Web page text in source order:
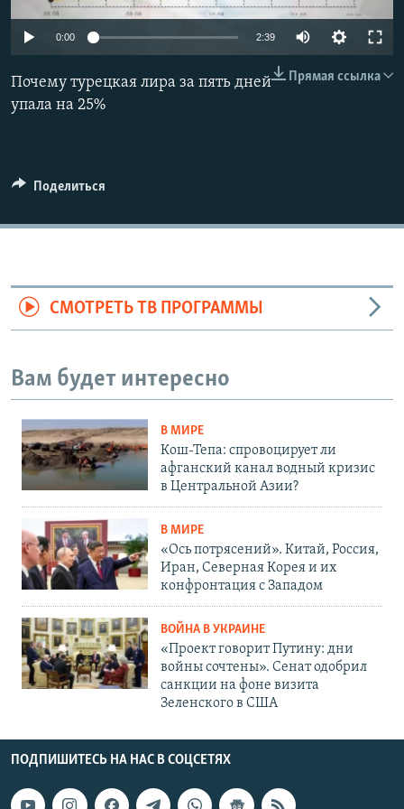
0:00 2:39
Прямая ссылка
Почему турецкая лира за пять дней
упала на 25%
Поделиться
СМОТРЕТЬ ТВ ПРОГРАММЫ
Вам будет интересно
В МИРЕ
Кош-Тепа: спровоцирует ли
афганский канал водный кризис
в Центральной Азии?
В МИРЕ
«Ось потрясений». Китай, Россия,
Иран, Северная Корея и их
конфронтация с Западом
ВОЙНА В УКРАИНЕ
«Проект говорит Путину: дни
войны сочтены». Сенат одобрил
санкции на фоне визита
Зеленского в США
ПОДПИШИТЕСЬ НА НАС В СОЦСЕТЯХ